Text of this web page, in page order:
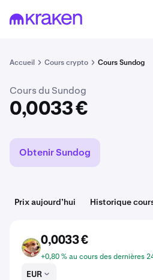
Accueil Cours crypto Cours Sundog
0,0033 €
Cours du Sundog
0,0033 €
Obtenir Sundog
Prix aujourd’hui Historique
SUNDOG
0,0033 €
+0,80 % au cours des dernières
EUR